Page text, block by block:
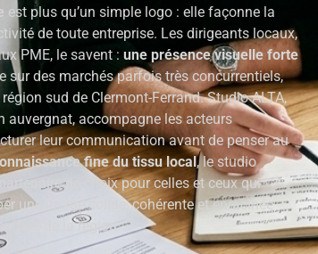
est plus qu’un simple logo : elle façonne la
de toute entreprise. Les dirigeants locaux,
PME, le savent : une présence visuelle forte
sur des marchés parfois très concurrentiels,
sud de Clermont-Ferrand. Studio ALTA,
auvergnat, accompagne les acteurs
leur communication avant de penser au
fine du tissu local, le studio
de choix pour celles et ceux qui
une image solide, cohérente et enracinée
de la région.